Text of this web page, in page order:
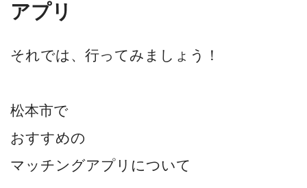
アプリ
それでは、行ってみましょう！
松本市で
おすすめの
マッチングアプリについて